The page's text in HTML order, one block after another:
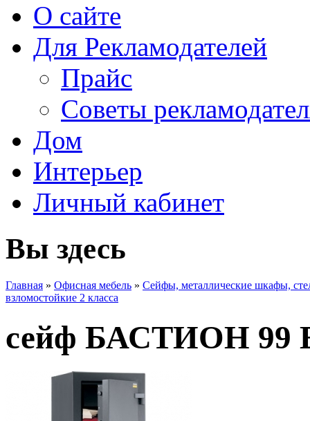
О сайте
Для Рекламодателей
Прайс
Советы
Дом
Интерьер
Личный кабинет
Вы здесь
Главная » Офисная мебель » Сейфы, металлические шкафы,
взломостойкие 2 класса
сейф БАСТИОН 99